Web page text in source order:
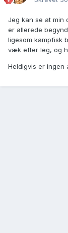
Jeg kan se at min
er allerede
ligesom kampfisk
væk efter leg, og
Heldigvis er ingen